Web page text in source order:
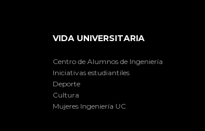
VIDA UNIVERSITARIA
Centro de Alumnos de Ingeniería
Iniciativas estudiantiles
Deporte
Cultura
Mujeres Ingeniería UC